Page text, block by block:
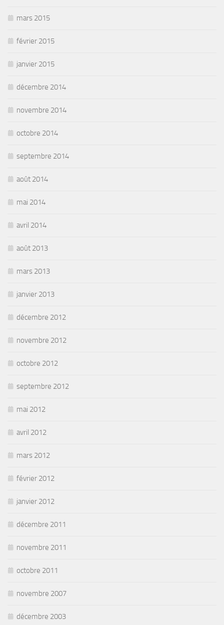
mars 2015
février 2015
janvier 2015
décembre 2014
novembre 2014
octobre 2014
septembre 2014
août 2014
mai 2014
avril 2014
août 2013
mars 2013
janvier 2013
décembre 2012
novembre 2012
octobre 2012
septembre 2012
mai 2012
avril 2012
mars 2012
février 2012
janvier 2012
décembre 2011
novembre 2011
octobre 2011
novembre 2007
décembre 2003